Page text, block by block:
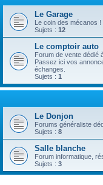
Le Garage
Le coin des mécanos !
Sujets : 12
Le comptoir auto
Forum de vente dédié
Passez ici vos
échanges.
Sujets : 1
Le Donjon
Forums généraliste
Sujets : 8
Salle blanche
Forum informatique,
Sujets : 3